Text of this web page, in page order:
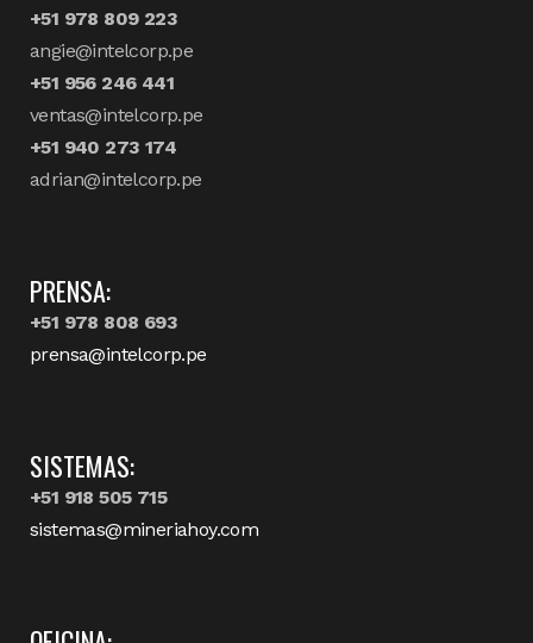
+51 978 809 223
angie@intelcorp.pe
+51 956 246 441
ventas@intelcorp.pe
+51 940 273 174
adrian@intelcorp.pe
PRENSA:
+51 978 808 693
prensa@intelcorp.pe
SISTEMAS:
+51 918 505 715
sistemas@mineriahoy.com